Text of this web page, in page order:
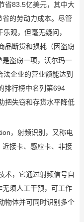
省83.5亿美元，其中大
的劳动力成本。尽管
观，但毫无疑问，
品断货和损耗（因盗窃
盗窃一项，沃尔玛一
企业的营业额能达到
排行榜中名列第694
把失窃和存货水平降低
，射频识别，又称电
接卡、感应卡、非接
术，它通过射频信号自
须人工干预，可工作
物体并可同时识别多个